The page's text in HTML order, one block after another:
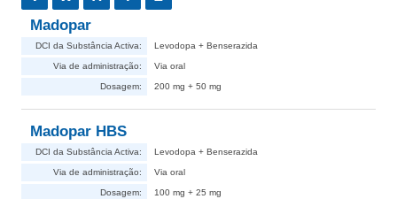
Madopar
DCI da Substância Activa: Levodopa + Benserazida
Via de administração: Via oral
Dosagem: 200 mg + 50 mg
Madopar HBS
DCI da Substância Activa: Levodopa + Benserazida
Via de administração: Via oral
Dosagem: 100 mg + 25 mg